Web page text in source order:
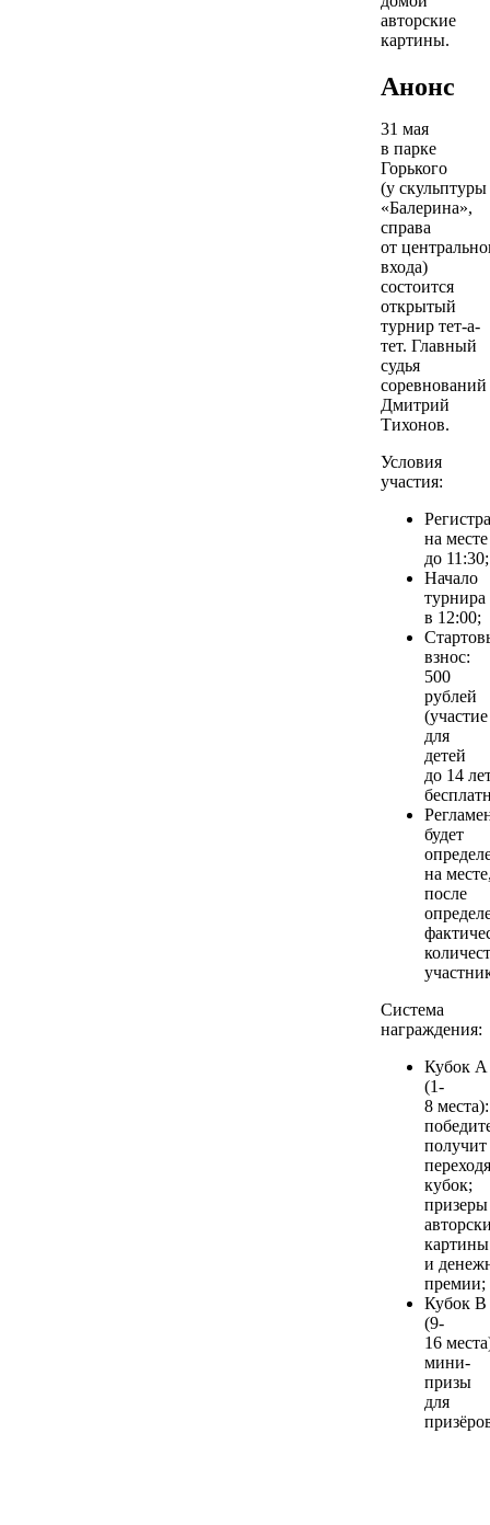
авторские
картины.
Анонс
31 мая
в парке
Горького
(у скульптуры
«Балерина»,
справа
от
входа)
состоится
открытый
турнир тет-а-
тет. Главный
судья
Дмитрий
Тихонов.
Условия
участия:
на месте
до 11:30;
Начало
турнира
в 12:00;
взнос:
500
рублей
(участие
для
детей
до 14
будет
на
после
Система
награждения:
Кубок А
(1-
8 места):
получит
кубок;
картины
и
премии;
Кубок В
(9-
16
мини-
призы
для